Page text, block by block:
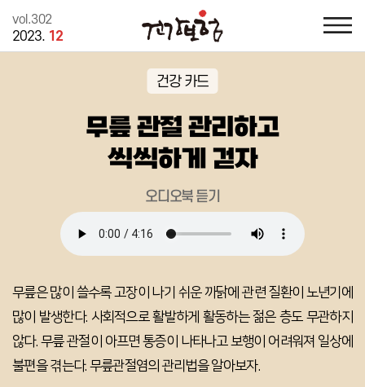
vol.302
2023. 12
건강 카드
무릎 관절 관리하고
씩씩하게 걷자
오디오북 듣기
무릎은 많이 쓸수록 고장이 나기 쉬운 까닭에 관련 질환이 노년기에
많이 발생한다. 사회적으로 활발하게 활동하는 젊은 층도 무관하지
않다. 무릎 관절이 아프면 통증이 나타나고 보행이 어려워져 일상에
불편을 겪는다. 무릎관절염의 관리법을 알아보자.